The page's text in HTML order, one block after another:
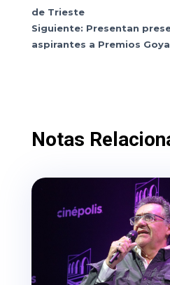
de Trieste
Siguiente: Presentan
aspirantes a Premios Goya
Notas